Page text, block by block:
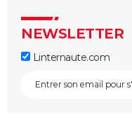
NEWSLETTER
Linternaute.com